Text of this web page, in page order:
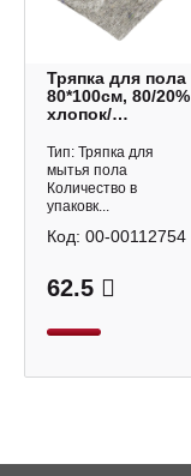
Тряпка для пола
80*100см, 80/20%
хлопок/
"Эконом" 315129
Vega
Тип: Тряпка для
мытья пола
Количество в
упаковк...
62.5
Код: 00-00112754